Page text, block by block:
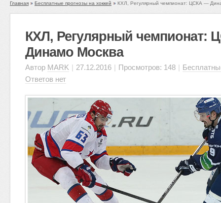
Главная Бесплатные прогнозы на хоккей КХЛ, Регулярный чемпионат: ЦСКА —
КХЛ, Регулярный чемпионат:
Динамо Москва
Автор MARK | 27.12.2016 | Просмотров: 148 |
Ответов нет